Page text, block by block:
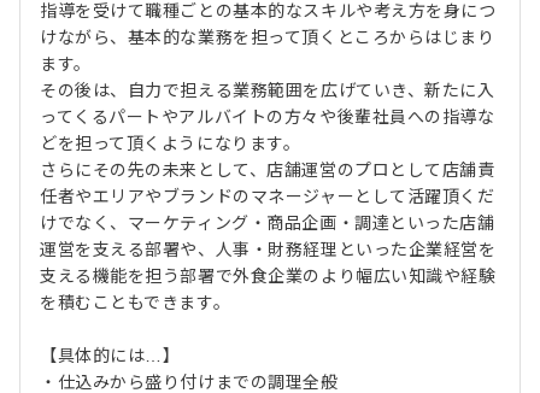
指導を受けて職種ごとの基本的なスキルや考え方を身につ
けながら、基本的な業務を担って頂くところからはじまり
ます。
その後は、自力で担える業務範囲を広げていき、新たに入
ってくるパートやアルバイトの方々や後輩社員への指導な
どを担って頂くようになります。
さらにその先の未来として、店舗運営のプロとして店舗責
任者やエリアやブランドのマネージャーとして活躍頂くだ
けでなく、マーケティング・商品企画・調達といった店舗
運営を支える部署や、人事・財務経理といった企業経営を
支える機能を担う部署で外食企業のより幅広い知識や経験
を積むこともできます。
【具体的には…】
・仕込みから盛り付けまでの調理全般